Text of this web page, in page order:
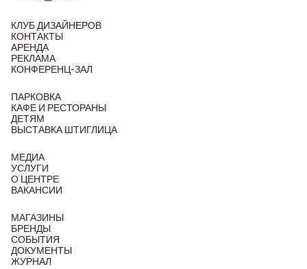
КЛУБ ДИЗАЙНЕРОВ
КОНТАКТЫ
АРЕНДА
РЕКЛАМА
КОНФЕРЕНЦ-ЗАЛ
ПАРКОВКА
КАФЕ И РЕСТОРАНЫ
ДЕТЯМ
ВЫСТАВКА ШТИГЛИЦА
МЕДИА
УСЛУГИ
О ЦЕНТРЕ
ВАКАНСИИ
МАГАЗИНЫ
БРЕНДЫ
СОБЫТИЯ
ДОКУМЕНТЫ
ЖУРНАЛ